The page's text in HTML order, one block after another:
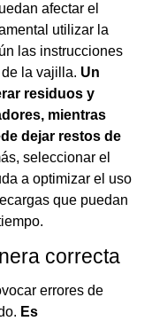
afectar el
utilizar la
las instrucciones
la vajilla. Un
residuos y
mientras
dejar restos de
seleccionar el
a optimizar el uso
que puedan
correcta
errores de
Es